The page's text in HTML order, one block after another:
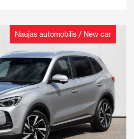
Naujas automobilis / New car